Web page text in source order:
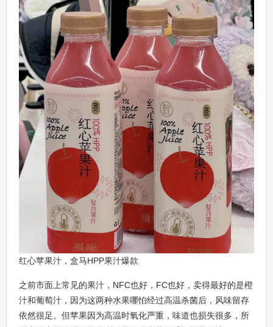
红心苹果汁，盒马HPP果汁爆款
之前市面上常见的果汁，NFC也好，FC也好，卖得最好的是橙
汁和葡萄汁，因为这两种水果哪怕经过高温杀菌后，风味留存
依然很足。但苹果因为高温时氧化严重，味道也损失很多，所